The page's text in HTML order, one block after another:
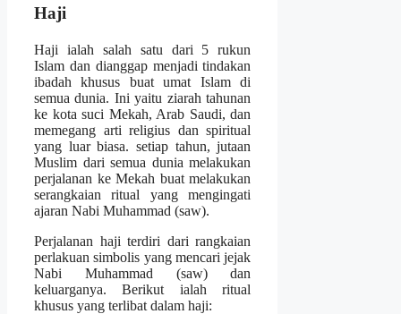
Haji
Haji ialah salah satu dari 5 rukun
Islam dan dianggap menjadi tindakan
ibadah khusus buat umat Islam di
semua dunia. Ini yaitu ziarah tahunan
ke kota suci Mekah, Arab Saudi, dan
memegang arti religius dan spiritual
yang luar biasa. setiap tahun, jutaan
Muslim dari semua dunia melakukan
perjalanan ke Mekah buat melakukan
serangkaian ritual yang mengingati
ajaran Nabi Muhammad (saw).
Perjalanan haji terdiri dari rangkaian
perlakuan simbolis yang mencari jejak
Nabi Muhammad (saw) dan
keluarganya. Berikut ialah ritual
khusus yang terlibat dalam haji: